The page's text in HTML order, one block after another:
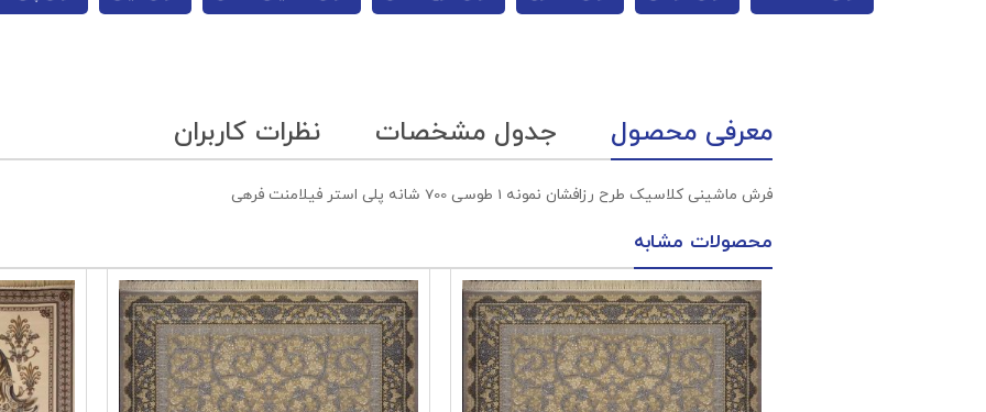
معرفی محصول جدول مشخصات نظرات کاربران
فرش ماشینی کلاسیک طرح رزافشان نمونه 1 طوسی 700 شانه پلی استر فیلامنت فرهی
محصولات مشابه